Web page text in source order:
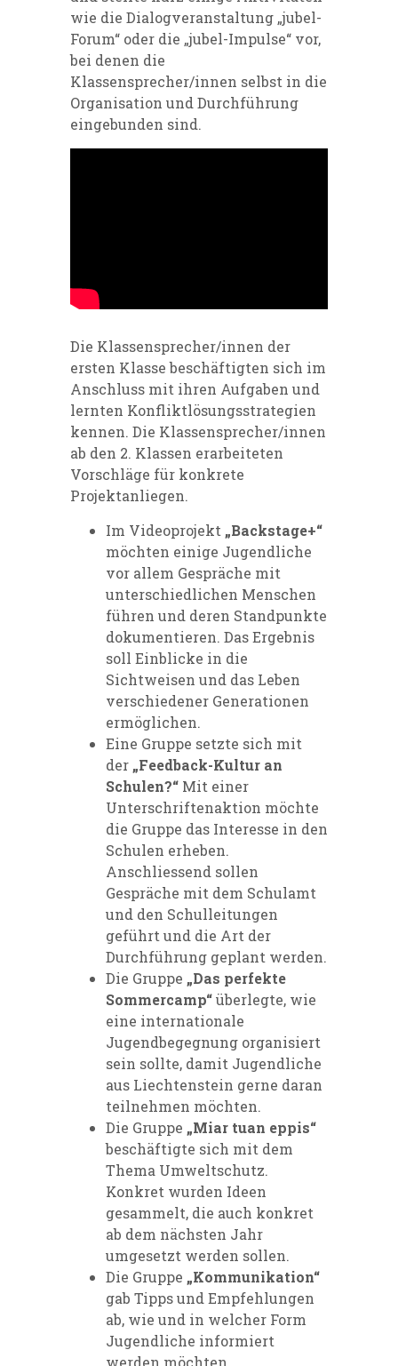
wie die Dialogveranstaltung „jubel-
Forum“ oder die „jubel-Impulse“ vor,
bei denen die
Klassensprecher/innen selbst in die
Organisation und Durchführung
eingebunden sind.
Die Klassensprecher/innen der
ersten Klasse beschäftigten sich im
Anschluss mit ihren Aufgaben und
lernten Konfliktlösungsstrategien
kennen. Die Klassensprecher/innen
ab den 2. Klassen erarbeiteten
Vorschläge für konkrete
Projektanliegen.
Im Videoprojekt „Backstage+“
möchten einige Jugendliche
vor allem Gespräche mit
unterschiedlichen Menschen
führen und deren Standpunkte
dokumentieren. Das Ergebnis
soll Einblicke in die
Sichtweisen und das Leben
verschiedener Generationen
ermöglichen.
Eine Gruppe setzte sich mit
der „Feedback-Kultur an
Schulen?“ Mit einer
Unterschriftenaktion möchte
die Gruppe das Interesse in den
Schulen erheben.
Anschliessend sollen
Gespräche mit dem Schulamt
und den Schulleitungen
geführt und die Art der
Durchführung geplant werden.
Die Gruppe „Das perfekte
Sommercamp“überlegte, wie
eine internationale
Jugendbegegnung organisiert
sein sollte, damit Jugendliche
aus Liechtenstein gerne daran
teilnehmen möchten.
Die Gruppe „Miar tuan eppis“
beschäftigte sich mit dem
Thema Umweltschutz.
Konkret wurden Ideen
gesammelt, die auch konkret
ab dem nächsten Jahr
umgesetzt werden sollen.
Die Gruppe „Kommunikation“
gab Tipps und Empfehlungen
ab, wie und in welcher Form
Jugendliche informiert
werden möchten.